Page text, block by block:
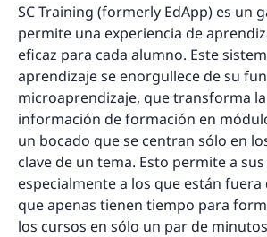
SC Training (formerly EdApp) es un
permite una experiencia de
eficaz para cada alumno. Este
aprendizaje se enorgullece de su
microaprendizaje, que transforma
información de formación en
un bocado que se centran sólo en
clave de un tema. Esto permite a
especialmente a los que están fuera
que apenas tienen tiempo para
los cursos en sólo un par de